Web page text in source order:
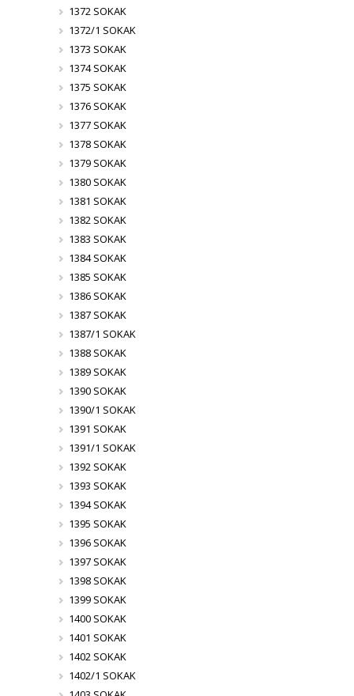
1372 SOKAK
1372/1 SOKAK
1373 SOKAK
1374 SOKAK
1375 SOKAK
1376 SOKAK
1377 SOKAK
1378 SOKAK
1379 SOKAK
1380 SOKAK
1381 SOKAK
1382 SOKAK
1383 SOKAK
1384 SOKAK
1385 SOKAK
1386 SOKAK
1387 SOKAK
1387/1 SOKAK
1388 SOKAK
1389 SOKAK
1390 SOKAK
1390/1 SOKAK
1391 SOKAK
1391/1 SOKAK
1392 SOKAK
1393 SOKAK
1394 SOKAK
1395 SOKAK
1396 SOKAK
1397 SOKAK
1398 SOKAK
1399 SOKAK
1400 SOKAK
1401 SOKAK
1402 SOKAK
1402/1 SOKAK